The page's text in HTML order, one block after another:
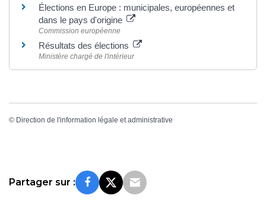
Élections en Europe : municipales, européennes et
dans le pays d'origine
Commission européenne
Résultats des élections
Ministère chargé de l'intérieur
© Direction de l'information légale et administrative
Partager sur :